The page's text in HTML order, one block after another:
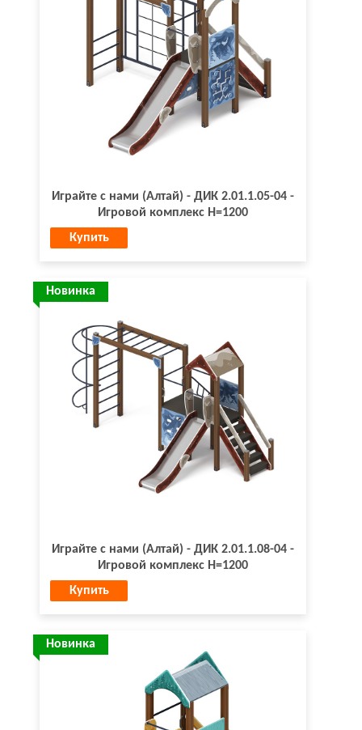
Играйте с нами (Алтай) - ДИК 2.01.1.05-04 -
Игровой комплекс H=1200
Купить
Новинка
Играйте с нами (Алтай) - ДИК 2.01.1.08-04 -
Игровой комплекс H=1200
Купить
Новинка